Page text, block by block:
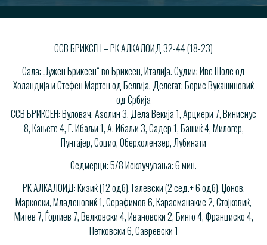
ССВ БРИКСЕН – РК АЛКАЛОИД 32-44 (18-23)
Сала: „Јужен Бриксен“ во Бриксен, Италија. Судии: Ивс Шолс од
Холандија и Стефен Мартен од Белгија. Делегат: Борис Вукашиновиќ
од Србија
ССВ БРИКСЕН: Вуловач, Аѕолин 3, Дела Векија 1, Арциери 7, Винисиус
8, Кањете 4, Е. Ибаљи 1, А. Ибаљи 3, Садер 1, Башиќ 4, Милогер,
Пунтајер, Социо, Оберхолензер, Лубинати
Седмерци: 5/8 Исклучувања: 6 мин.
РК АЛКАЛОИД: Кизиќ (12 одб), Галевски (2 сед.+ 6 одб), Џонов,
Маркоски, Младеновиќ 1, Серафимов 6, Карасманакис 2, Стојковиќ,
Митев 7, Ѓоргиев 7, Велковски 4, Ивановски 2, Бинго 4, Франциско 4,
Петковски 6, Савревски 1